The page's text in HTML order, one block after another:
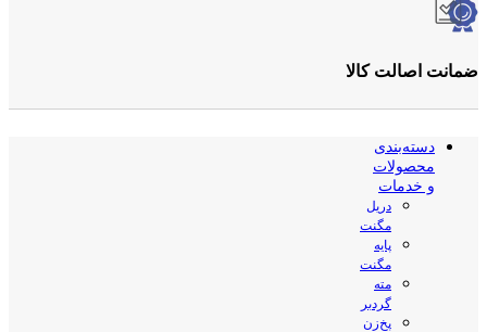
ضمانت اصالت کالا
دسته‌بندی
محصولات
و خدمات
دریل
مگنت
پایه
مگنت
مته
گردبر
پخ‌زن